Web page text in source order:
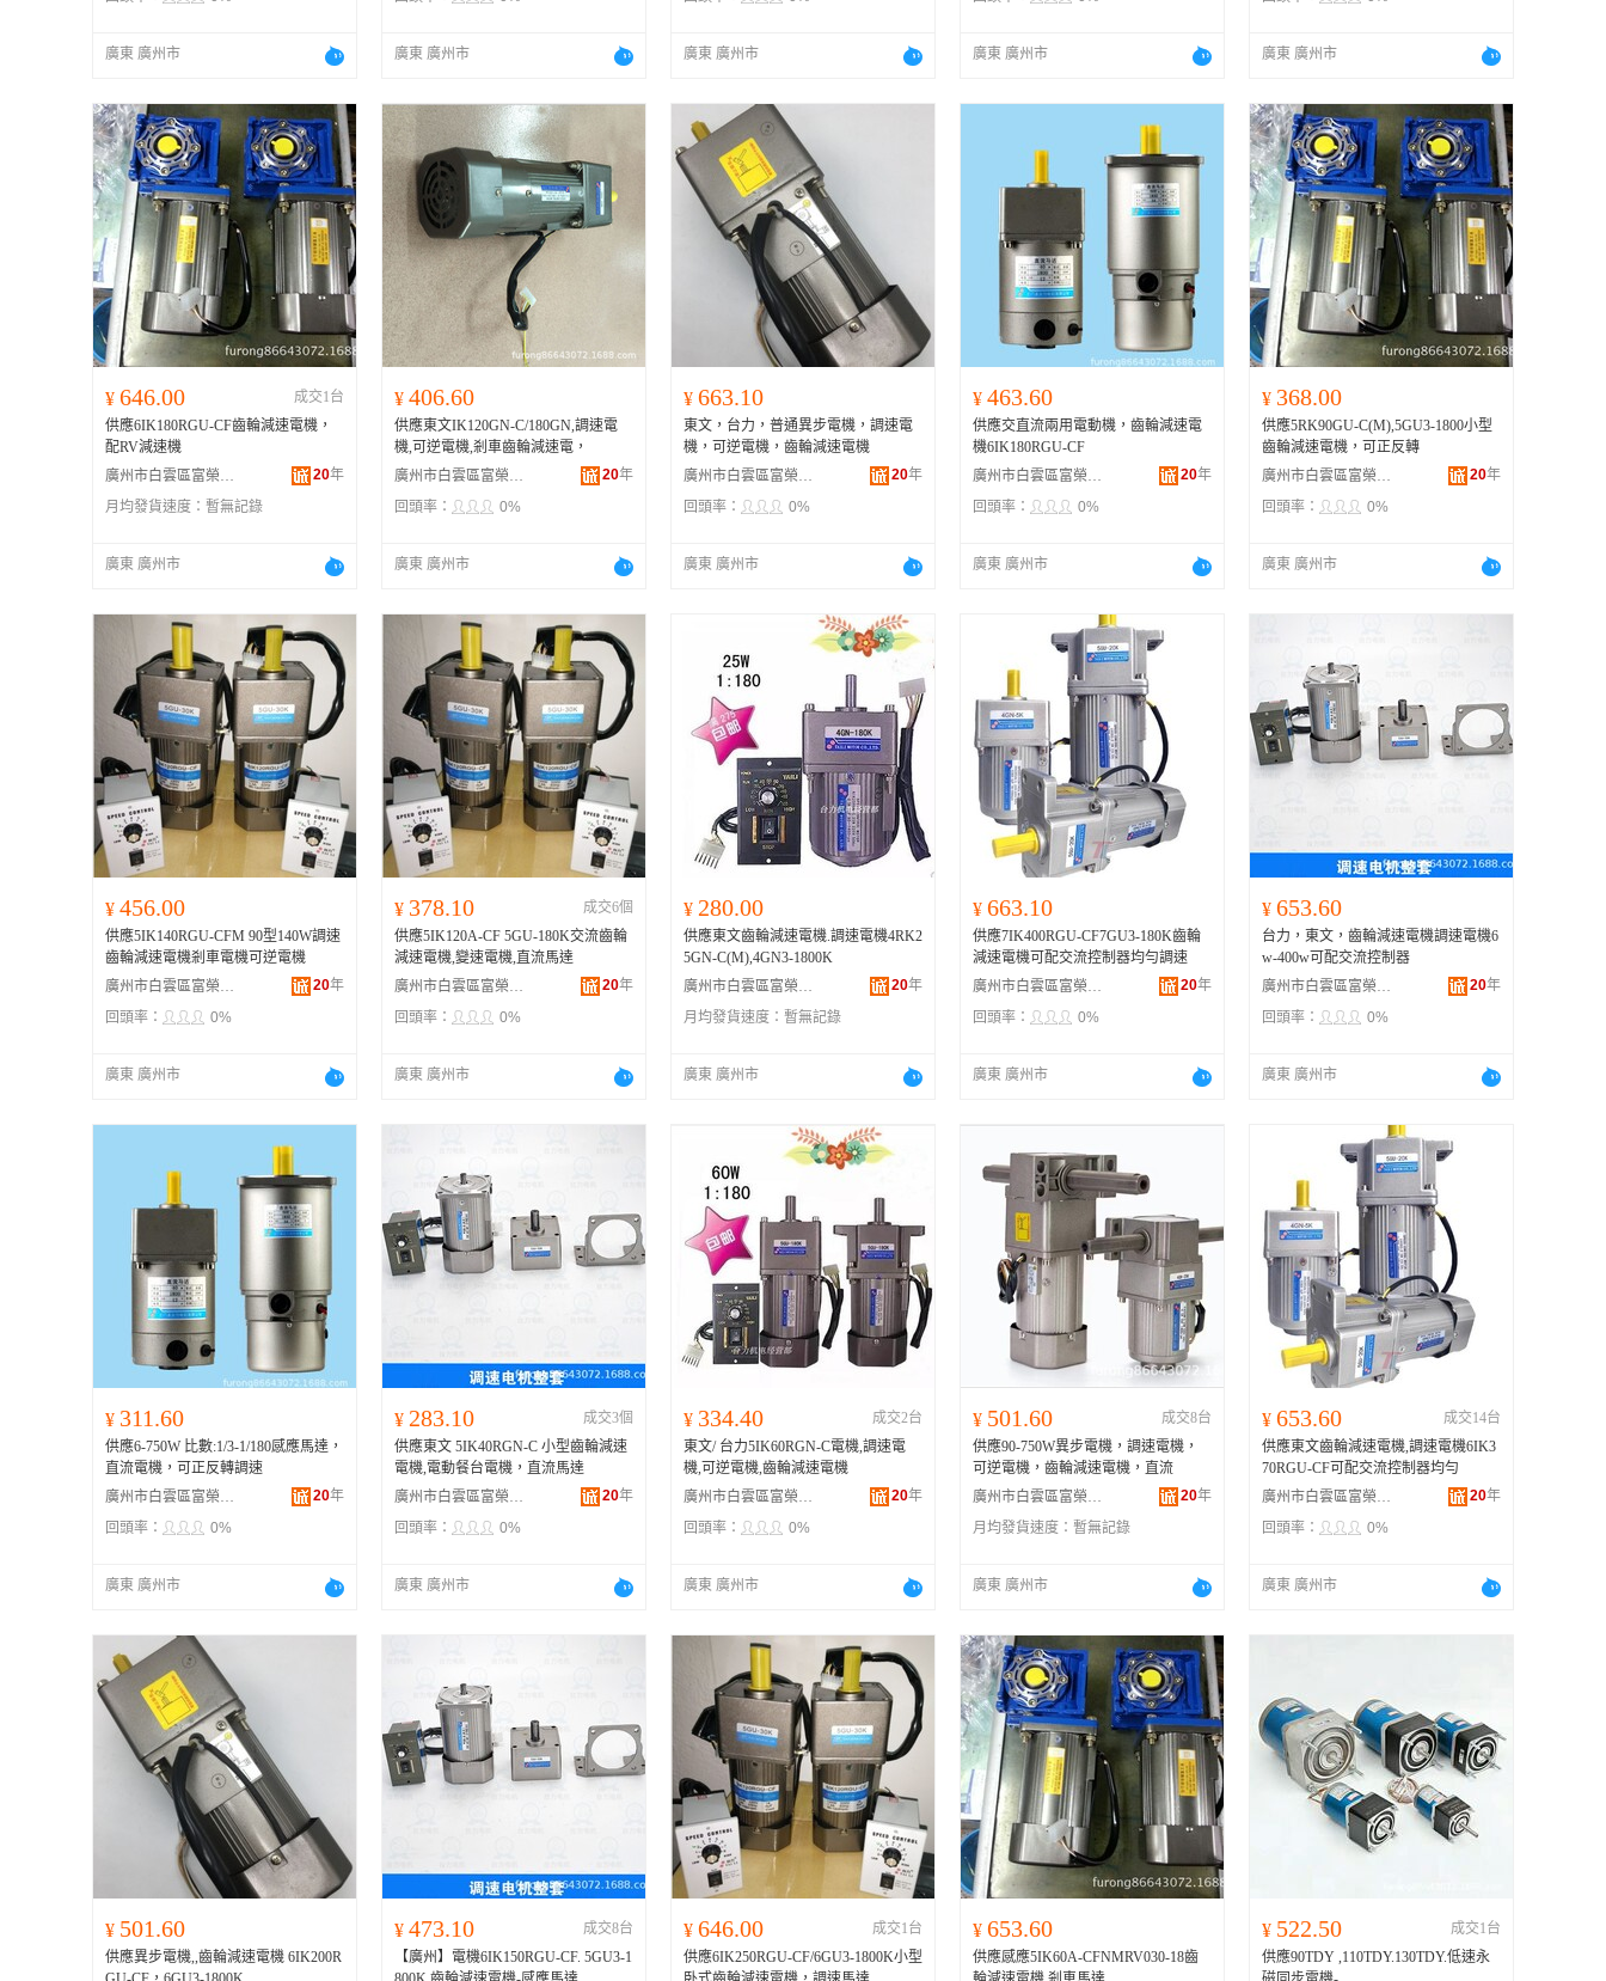
廣東 廣州市 廣東 廣州市 廣東 廣州市 廣東 廣州市 廣東 廣州市
¥ 646.00
成交1台
供應6IK180RGU-CF齒輪減速電機，
配RV減速機
廣州市白雲區富榮機電設備經營部
20年
月均發貨速度： 暫無記錄
廣東 廣州市
¥ 406.60
供應東文IK120GN-C/180GN,調速電
機,可逆電機,剎車齒輪減速電，
廣州市白雲區富榮機電設備經營部
20年
回頭率：
0%
廣東 廣州市
¥ 663.10
東文，台力，普通異步電機，調速電
機，可逆電機，齒輪減速電機
廣州市白雲區富榮機電設備經營部
20年
回頭率：
0%
廣東 廣州市
¥ 463.60
供應交直流兩用電動機，齒輪減速電
機6IK180RGU-CF
廣州市白雲區富榮機電設備經營部
20年
回頭率：
0%
廣東 廣州市
¥ 368.00
供應5RK90GU-C(M),5GU3-1800小型
齒輪減速電機，可正反轉
廣州市白雲區富榮機電設備經營部
20年
回頭率：
0%
廣東 廣州市
¥ 456.00
供應5IK140RGU-CFM 90型140W調速
齒輪減速電機剎車電機可逆電機
廣州市白雲區富榮機電設備經營部
20年
回頭率：
0%
廣東 廣州市
¥ 378.10
成交6個
供應5IK120A-CF 5GU-180K交流齒輪
減速電機,變速電機,直流馬達
廣州市白雲區富榮機電設備經營部
20年
回頭率：
0%
廣東 廣州市
¥ 280.00
供應東文齒輪減速電機.調速電機4RK2
5GN-C(M),4GN3-1800K
廣州市白雲區富榮機電設備經營部
20年
月均發貨速度： 暫無記錄
廣東 廣州市
¥ 663.10
供應7IK400RGU-CF7GU3-180K齒輪
減速電機可配交流控制器均勻調速
廣州市白雲區富榮機電設備經營部
20年
回頭率：
0%
廣東 廣州市
¥ 653.60
台力，東文，齒輪減速電機調速電機6
w-400w可配交流控制器
廣州市白雲區富榮機電設備經營部
20年
回頭率：
0%
廣東 廣州市
¥ 311.60
供應6-750W 比數:1/3-1/180感應馬達，
直流電機，可正反轉調速
廣州市白雲區富榮機電設備經營部
20年
回頭率：
0%
廣東 廣州市
¥ 283.10
成交3個
供應東文 5IK40RGN-C 小型齒輪減速
電機,電動餐台電機，直流馬達
廣州市白雲區富榮機電設備經營部
20年
回頭率：
0%
廣東 廣州市
¥ 334.40
成交2台
東文/ 台力5IK60RGN-C電機,調速電
機,可逆電機,齒輪減速電機
廣州市白雲區富榮機電設備經營部
20年
回頭率：
0%
廣東 廣州市
¥ 501.60
成交8台
供應90-750W異步電機，調速電機，
可逆電機，齒輪減速電機，直流
廣州市白雲區富榮機電設備經營部
20年
月均發貨速度： 暫無記錄
廣東 廣州市
¥ 653.60
成交14台
供應東文齒輪減速電機,調速電機6IK3
70RGU-CF可配交流控制器均勻
廣州市白雲區富榮機電設備經營部
20年
回頭率：
0%
廣東 廣州市
¥ 501.60
供應異步電機,,齒輪減速電機 6IK200R
¥ 473.10
成交8台
【廣州】電機6IK150RGU-CF. 5GU3-1
¥ 646.00
成交1台
供應6IK250RGU-CF/6GU3-1800K小型
¥ 653.60
供應感應5IK60A-CFNMRV030-18齒
¥ 522.50
成交1台
供應90TDY ,110TDY.130TDY.低速永